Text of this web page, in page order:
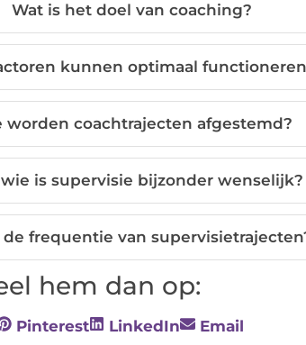
Wat is het doel van coaching?
kunnen optimaal
worden coachtrajecten afgestemd?
is supervisie bijzonder wenselijk?
de frequentie van
hem dan op:
Pinterest LinkedIn Email